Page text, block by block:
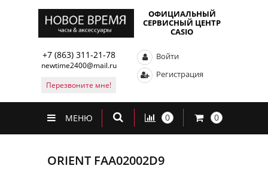
ОФИЦИАЛЬНЫЙ
СЕРВИСНЫЙ ЦЕНТР
CASIO
+7 (863) 311-21-78
newtime2400@mail.ru
Перезвоните мне!
Войти
Регистрация
МЕНЮ 0 0
ORIENT FAA02002D9